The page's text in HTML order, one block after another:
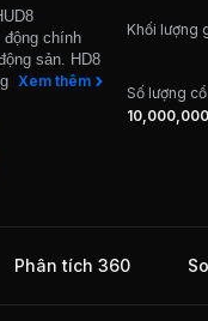
động chính
sản. HD8
ty đã gây
Vân Canh,
nhà ở
trên thị
Xem thêm
Khối lượng
Số lượng
10,000,000
Phân tích 360